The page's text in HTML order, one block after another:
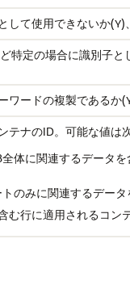
して使用できないか(Y)
特定の場合に識別子と
ワードの複製であるか(
テナのID。可能な値は
全体に関連するデータ
のみに関連するデー
む行に適用されるコン